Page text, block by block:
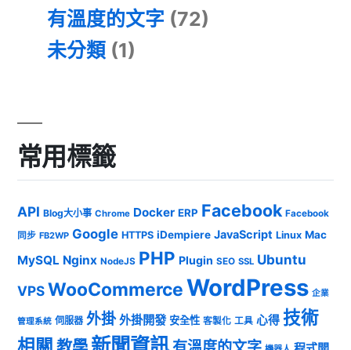
有溫度的文字 (72)
未分類 (1)
常用標籤
API Blog大小事 Chrome Docker ERP Facebook Facebook
同步 FB2WP Google HTTPS iDempiere JavaScript Linux Mac
MySQL Nginx NodeJS PHP Plugin SEO SSL Ubuntu
VPSWooCommerceWordPress 企業
管理系統 伺服器 外掛 外掛開發 安全性 客製化 工具 心得 技術
新聞資訊